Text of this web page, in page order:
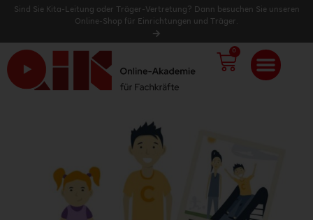
Sind Sie Kita-Leitung oder Träger-Vertretung? Dann besuchen Sie unseren
Online-Shop für Einrichtungen und Träger.
0